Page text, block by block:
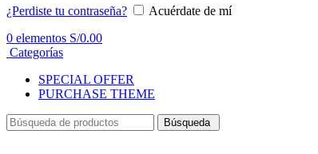
¿Perdiste tu contraseña?
Acuérdate de mí
0 elementos S/0.00
Categorías
SPECIAL OFFER
PURCHASE THEME
Búsqueda